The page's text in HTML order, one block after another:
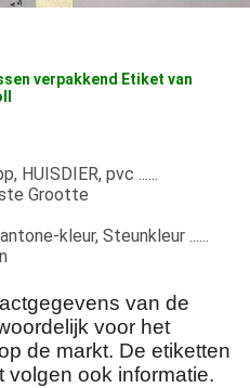
verpakkend Etiket van
HUISDIER, pvc ......
Grootte
kleur, Steunkleur ......
van de
voor het
de markt. De etiketten
volgen ook informatie.